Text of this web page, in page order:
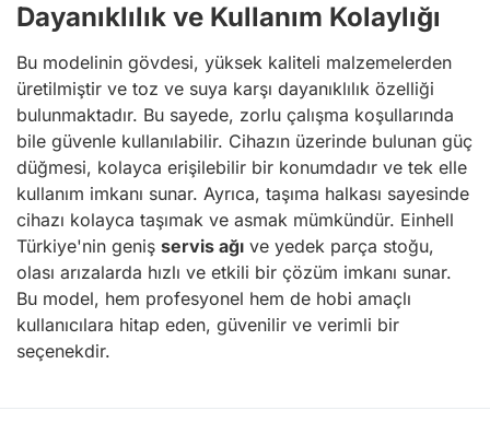
Dayanıklılık ve Kullanım Kolaylığı
Bu modelinin gövdesi, yüksek kaliteli malzemelerden
üretilmiştir ve toz ve suya karşı dayanıklılık özelliği
bulunmaktadır. Bu sayede, zorlu çalışma koşullarında
bile güvenle kullanılabilir. Cihazın üzerinde bulunan güç
düğmesi, kolayca erişilebilir bir konumdadır ve tek elle
kullanım imkanı sunar. Ayrıca, taşıma halkası sayesinde
cihazı kolayca taşımak ve asmak mümkündür. Einhell
Türkiye'nin geniş servis ağı ve yedek parça stoğu,
olası arızalarda hızlı ve etkili bir çözüm imkanı sunar.
Bu model, hem profesyonel hem de hobi amaçlı
kullanıcılara hitap eden, güvenilir ve verimli bir
seçenekdir.